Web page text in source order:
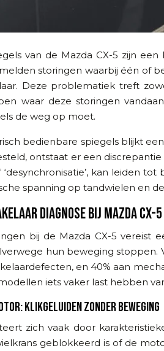
van de Mazda CX-5 zijn
storingen waarbij één of
Deze problematiek treft
waar deze storingen
de weg op moet.
bedienbare spiegels blijkt
ontstaat er een
‘desynchronisatie’, kan
spanning op tandwielen en
DIAGNOSE BIJ MAZDA
bij de Mazda CX-5
hun beweging stoppen.
en 40% aan
iets vaker last hebben
KLIKGELUIDEN ZONDER BEWEGING
zich vaak door
geblokkeerd is of de